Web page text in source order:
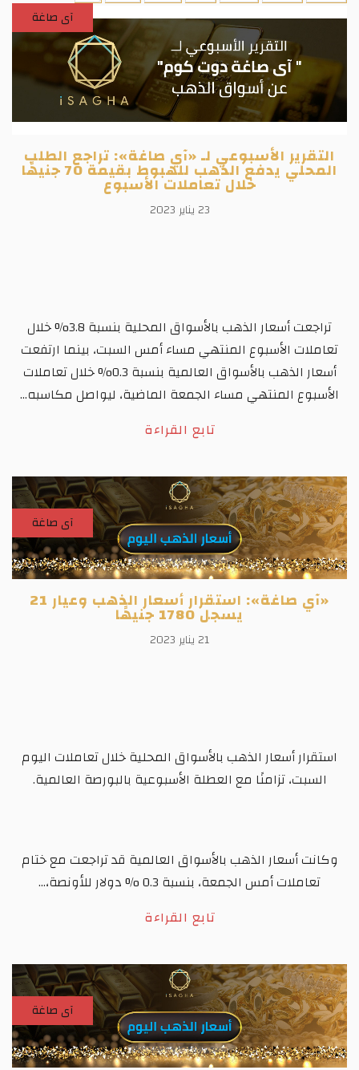
آى صاغة
التقرير الأسبوعي لـ «آي صاغة»: تراجع الطلب
المحلي يدفع الذهب للهبوط بقيمة 70 جنيهًا
خلال تعاملات الأسبوع
23 يناير 2023
تراجعت أسعار الذهب بالأسواق المحلية بنسبة 3.8% خلال
تعاملات الأسبوع المنتهي مساء أمس السبت، بينما ارتفعت
أسعار الذهب بالأسواق العالمية بنسبة 0.3% خلال تعاملات
الأسبوع المنتهي مساء الجمعة الماضية، ليواصل مكاسبه...
تابع القراءة
آى صاغة
«آي صاغة»: استقرار أسعار الذهب وعيار 21
يسجل 1780 جنيهًا
21 يناير 2023
استقرار أسعار الذهب بالأسواق المحلية خلال تعاملات اليوم
السبت، تزامنًا مع العطلة الأسبوعية بالبورصة العالمية.
وكانت أسعار الذهب بالأسواق العالمية قد تراجعت مع ختام
تعاملات أمس الجمعة، بنسبة 0.3 % دولار للأونصة،...
تابع القراءة
آى صاغة